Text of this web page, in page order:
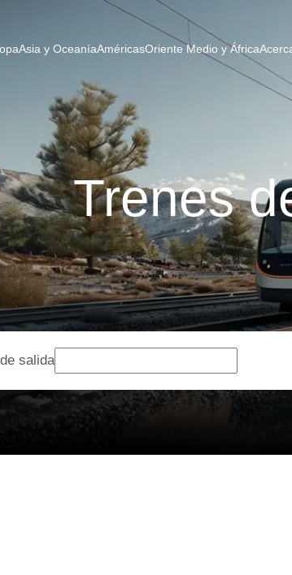
Asia y OceaníaAméricasOriente Medio y África
Trenes
salida